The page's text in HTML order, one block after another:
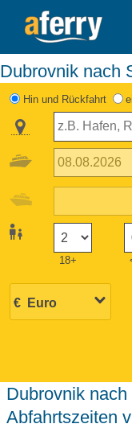
Dubrovnik
Hin und Rückfahrt
18+
Dubrovnik nach Sobra. Fähren, Preise und
Abfahrtszeiten